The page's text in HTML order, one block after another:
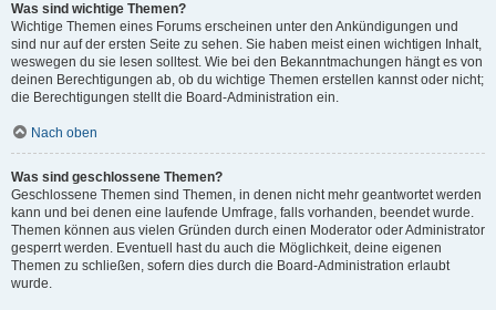
Was sind wichtige Themen?
Wichtige Themen eines Forums erscheinen unter den Ankündigungen und
sind nur auf der ersten Seite zu sehen. Sie haben meist einen wichtigen Inhalt,
weswegen du sie lesen solltest. Wie bei den Bekanntmachungen hängt es von
deinen Berechtigungen ab, ob du wichtige Themen erstellen kannst oder nicht;
die Berechtigungen stellt die Board-Administration ein.
Nach oben
Was sind geschlossene Themen?
Geschlossene Themen sind Themen, in denen nicht mehr geantwortet werden
kann und bei denen eine laufende Umfrage, falls vorhanden, beendet wurde.
Themen können aus vielen Gründen durch einen Moderator oder Administrator
gesperrt werden. Eventuell hast du auch die Möglichkeit, deine eigenen
Themen zu schließen, sofern dies durch die Board-Administration erlaubt
wurde.